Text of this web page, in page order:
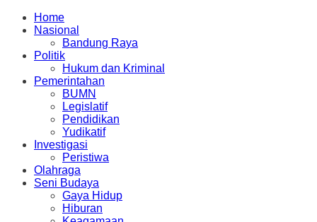
Home
Nasional
Bandung Raya
Politik
Hukum dan Kriminal
Pemerintahan
BUMN
Legislatif
Pendidikan
Yudikatif
Investigasi
Peristiwa
Olahraga
Seni Budaya
Gaya Hidup
Hiburan